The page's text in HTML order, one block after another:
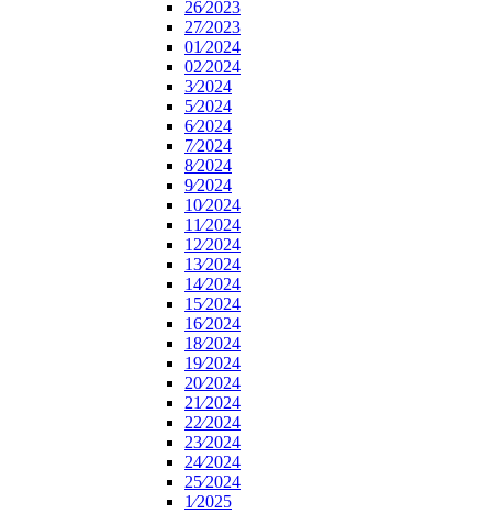
26⁄2023
27⁄2023
01⁄2024
02⁄2024
3⁄2024
5⁄2024
6⁄2024
7⁄2024
8⁄2024
9⁄2024
10⁄2024
11⁄2024
12⁄2024
13⁄2024
14⁄2024
15⁄2024
16⁄2024
18⁄2024
19⁄2024
20⁄2024
21⁄2024
22⁄2024
23⁄2024
24⁄2024
25⁄2024
1⁄2025